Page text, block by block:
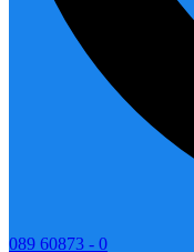
089 60873 - 0